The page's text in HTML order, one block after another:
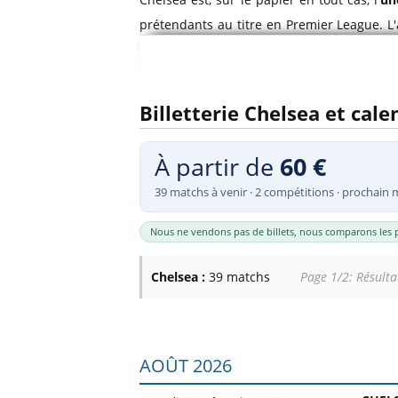
Billets Primeira Liga Portugal
Billets Eredivisie Pays-Bas
Séville
Munich
prétendants au titre en Premier League.
stade des blues a unecapacité actuelle de
Trouvez tous les places disponibles pour
sélectionnez votre meilleure option pour
Billetterie Chelsea et
À partir de 60 €
39 matchs à venir · 2 compétitions · prochain
Nous ne vendons pas de billets, nous comparons les
Chelsea : 39 matchs Page 1/2:
Liste des prochains matchs :
AOÛT 2026